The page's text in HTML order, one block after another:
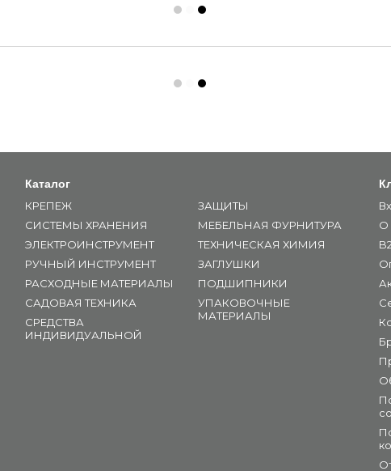
Каталог
КРЕПЕЖ
СИСТЕМЫ ХРАНЕНИЯ
ЭЛЕКТРОИНСТРУМЕНТ
РУЧНЫЙ ИНСТРУМЕНТ
РАСХОДНЫЕ МАТЕРИАЛЫ
САДОВАЯ ТЕХНИКА
СРЕДСТВА
ИНДИВИДУАЛЬНОЙ
ЗАЩИТЫ
МЕБЕЛЬНАЯ ФУРНИТУРА
ТЕХНИЧЕСКАЯ ХИМИЯ
ЗАГЛУШКИ
ПОДШИПНИКИ
УПАКОВОЧНЫЕ
МАТЕРИАЛЫ
О